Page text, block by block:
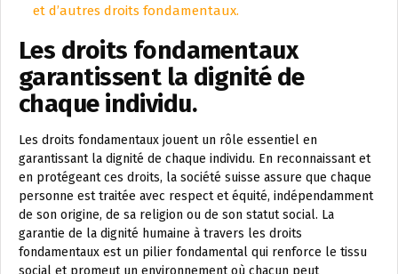
et d’autres droits fondamentaux.
Les droits fondamentaux
garantissent la dignité de
chaque individu.
Les droits fondamentaux jouent un rôle essentiel en
garantissant la dignité de chaque individu. En reconnaissant et
en protégeant ces droits, la société suisse assure que chaque
personne est traitée avec respect et équité, indépendamment
de son origine, de sa religion ou de son statut social. La
garantie de la dignité humaine à travers les droits
fondamentaux est un pilier fondamental qui renforce le tissu
social et promeut un environnement où chacun peut